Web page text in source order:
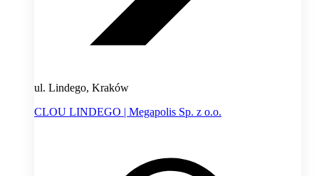
ul. Lindego, Kraków
CLOU LINDEGO | Megapolis Sp. z o.o.